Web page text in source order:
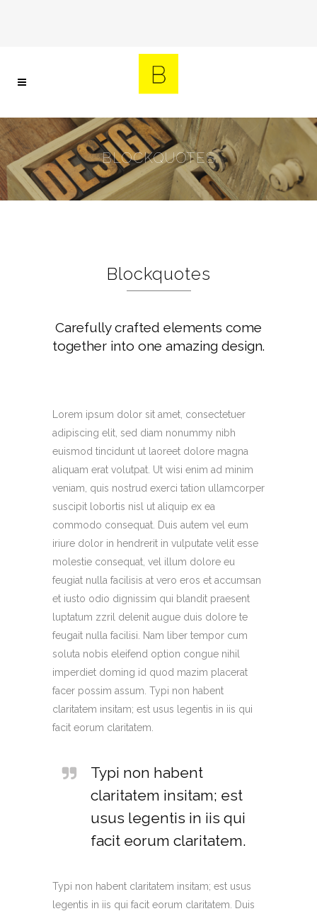
BLOCKQUOTES
Blockquotes
Carefully crafted elements come
together into one amazing design.
Lorem ipsum dolor sit amet, consectetuer
adipiscing elit, sed diam nonummy nibh
euismod tincidunt ut laoreet dolore magna
aliquam erat volutpat. Ut wisi enim ad minim
veniam, quis nostrud exerci tation ullamcorper
suscipit lobortis nisl ut aliquip ex ea
commodo consequat. Duis autem vel eum
iriure dolor in hendrerit in vulputate velit esse
molestie consequat, vel illum dolore eu
feugiat nulla facilisis at vero eros et accumsan
et iusto odio dignissim qui blandit praesent
luptatum zzril delenit augue duis dolore te
feugait nulla facilisi. Nam liber tempor cum
soluta nobis eleifend option congue nihil
imperdiet doming id quod mazim placerat
facer possim assum. Typi non habent
claritatem insitam; est usus legentis in iis qui
facit eorum claritatem.
Typi non habent
claritatem insitam; est
usus legentis in iis qui
facit eorum claritatem.
Typi non habent claritatem insitam; est usus
legentis in iis qui facit eorum claritatem. Duis